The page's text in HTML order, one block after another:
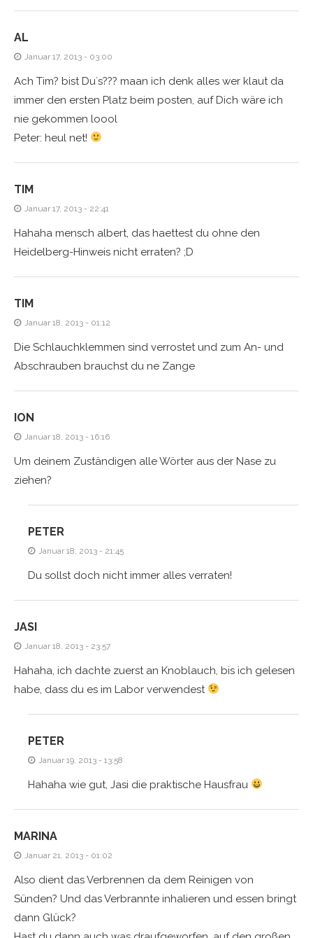
AL
Januar 17, 2013 - 03:00
Ach Tim? bist Du´s??? maan ich denk alles wer klaut da
immer den ersten Platz beim posten, auf Dich wäre ich
nie gekommen loool
Peter: heul net!
TIM
Januar 17, 2013 - 22:41
Hahaha mensch albert, das haettest du ohne den
Heidelberg-Hinweis nicht erraten? ;D
TIM
Januar 18, 2013 - 01:12
Die Schlauchklemmen sind verrostet und zum An- und
Abschrauben brauchst du ne Zange
ION
Januar 18, 2013 - 16:16
Um deinem Zuständigen alle Wörter aus der Nase zu
ziehen?
PETER
Januar 18, 2013 - 21:45
Du sollst doch nicht immer alles verraten!
JASI
Januar 18, 2013 - 23:57
Hahaha, ich dachte zuerst an Knoblauch, bis ich gelesen
habe, dass du es im Labor verwendest
PETER
Januar 19, 2013 - 13:58
Hahaha wie gut, Jasi die praktische Hausfrau
MARINA
Januar 21, 2013 - 01:02
Also dient das Verbrennen da dem Reinigen von
Sünden? Und das Verbrannte inhalieren und essen bringt
dann Glück?